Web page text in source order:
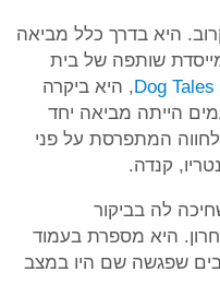
היא בדרך כלל מביאה
שותפה של בית
Dog, היא ביקרה
הייתה מביאה יחד
המתפרסת על פני
לה בביקור
היא מספרת בעמוד
שפגשה שם היו במצב